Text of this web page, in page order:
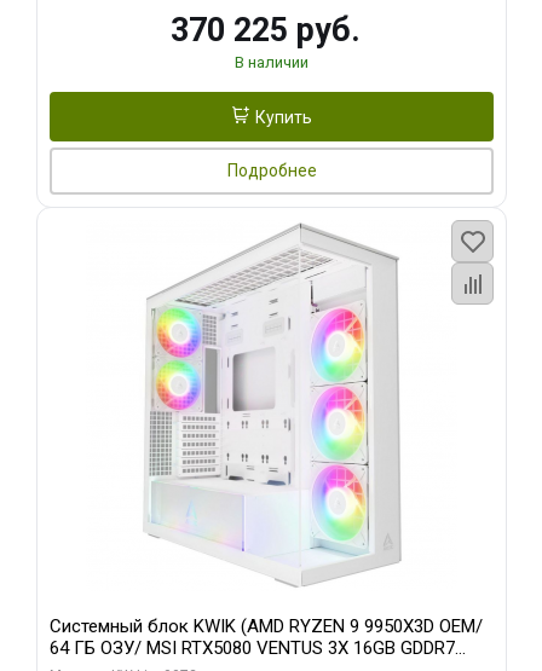
370 225 руб.
В наличии
Купить
Подробнее
Системный блок KWIK (AMD RYZEN 9 9950X3D OEM/
64 ГБ ОЗУ/ MSI RTX5080 VENTUS 3X 16GB GDDR7